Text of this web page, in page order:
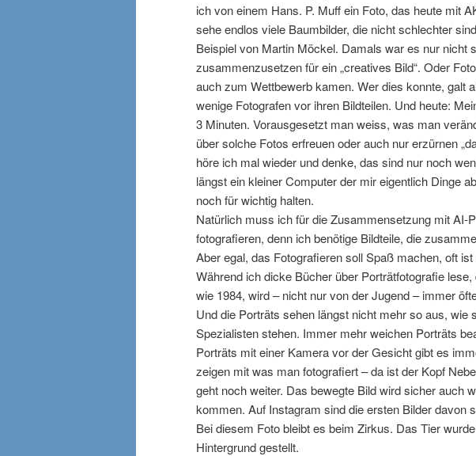
ich von einem Hans. P. Muff ein Foto, das heute mit
sehe endlos viele Baumbilder, die nicht schlechter
Beispiel von Martin Möckel. Damals war es nur nicht
zusammenzusetzen für ein „creatives Bild“. Oder
auch zum Wettbewerb kamen. Wer dies konnte, galt
wenige Fotografen vor ihren Bildteilen. Und heute:
3 Minuten. Vorausgesetzt man weiss, was man
über solche Fotos erfreuen oder auch nur erzürnen
höre ich mal wieder und denke, das sind nur noch
längst ein kleiner Computer der mir eigentlich Dinge
noch für wichtig halten.
Natürlich muss ich für die Zusammensetzung mit AI-
fotografieren, denn ich benötige Bildteile, die
Aber egal, das Fotografieren soll Spaß machen, oft
Während ich dicke Bücher über Porträtfotografie
wie 1984, wird – nicht nur von der Jugend – immer
Und die Porträts sehen längst nicht mehr so aus, wie
Spezialisten stehen. Immer mehr weichen Porträts
Porträts mit einer Kamera vor der Gesicht gibt es
zeigen mit was man fotografiert – da ist der Kopf
geht noch weiter. Das bewegte Bild wird sicher auch
kommen. Auf Instagram sind die ersten Bilder davon
Bei diesem Foto bleibt es beim Zirkus. Das Tier
Hintergrund gestellt.